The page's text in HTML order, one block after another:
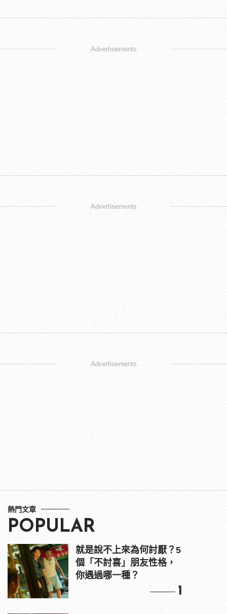
Advertisements
Advertisements
Advertisements
熱門文章
POPULAR
就是說不上來為何討厭？5
個「不討喜」朋友性格，
你遇過哪一種？
1